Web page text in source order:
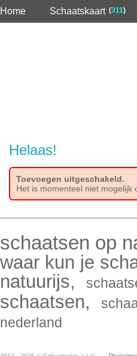
Home Schaatskaart (311)
Helaas!
Toevoegen uitgeschakeld.
Het is momenteel niet mogelijk
schaatsen op
waar kun je
natuurijs,
schaatsen,
nederland